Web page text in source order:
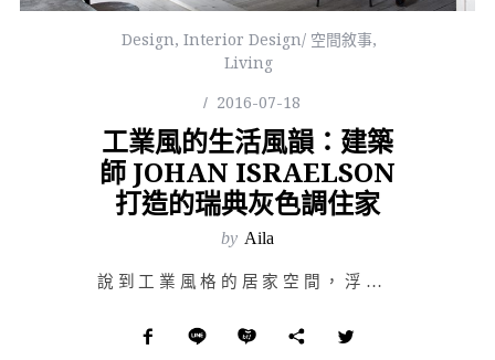
Design, Interior Design/ 空間敘事,
Living
2016-07-18
工業風的生活風韻：建築
師 JOHAN ISRAELSON
打造的瑞典灰色調住家
by Aila
說到工業風格的居家空間，浮現在腦海中的既定印象，多半是冷冷的水泥牆、裸露的管線鋼樑、冷灰基調，帶有略…